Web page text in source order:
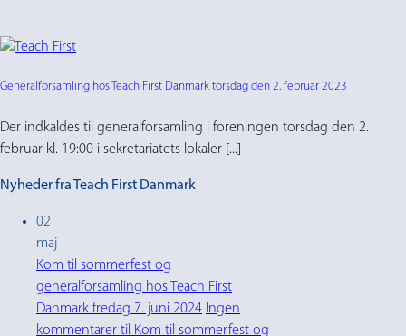
Generalforsamling hos Teach First Danmark torsdag den 2. februar 2023
Der indkaldes til generalforsamling i foreningen torsdag den 2.
februar kl. 19:00 i sekretariatets lokaler [...]
Nyheder fra Teach First Danmark
02
maj
Kom til sommerfest og
generalforsamling hos Teach First
Danmark fredag 7. juni 2024 Ingen
kommentarer til Kom til sommerfest og